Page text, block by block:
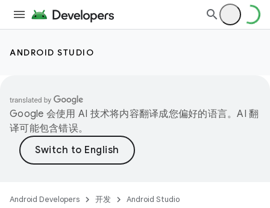
ANDROID STUDIO
Google 会使用 AI 技术将内容翻译成您偏好的语言。AI 翻
译可能包含错误。
Android Developers 开发
Android Studio